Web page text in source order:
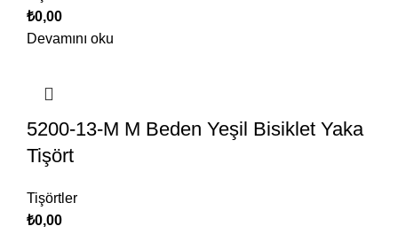
₺0,00
Devamını oku
5200-13-M M Beden Yeşil Bisiklet Yaka
Tişört
Tişörtler
₺0,00